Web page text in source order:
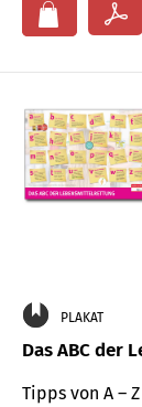
PLAKAT
Das ABC der
Tipps von A –